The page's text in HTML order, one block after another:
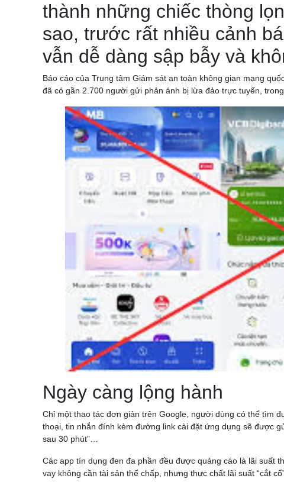
thành những chiếc thòng
sao, trước rất nhiều cảnh
vẫn dễ dàng sập bẫy và
Báo cáo của Trung tâm Giám sát an toàn không gian mạng
đã có gần 2.700 người gửi phản ánh bị lừa đảo trực tuyến,
Ngày càng lộng hành
Chỉ một thao tác đơn giản trên Google, người dùng có thể tìm
thoại, tin nhắn đính kèm đường link cài đặt ứng dụng sẽ được
sau 30 phút”…
Các app tín dụng đen đa phần đều được quảng cáo là lãi suất
vay không cần tài sản thế chấp, nhưng thực chất lãi suất “cắt